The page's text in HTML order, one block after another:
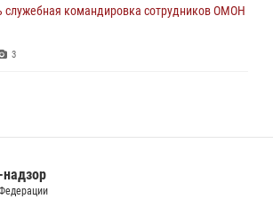
служебная командировка сотрудников ОМОН
3
Росгвардией» к 105-летию Центрального